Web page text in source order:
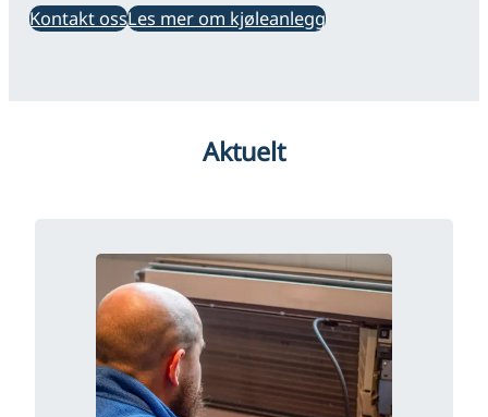
Kontakt ossLes mer om kjøleanlegg
Aktuelt